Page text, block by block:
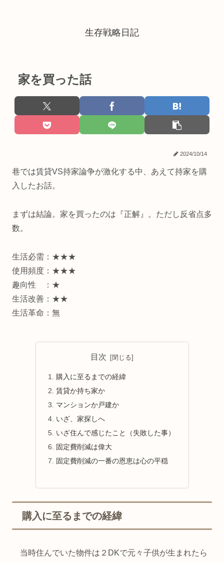
生存戦略日記
家を買った話
2024/10/14
巷では賃貸VS持家論争が激化する中、あえて持家を購
入したお話。
まずは結論。家を買ったのは『正解』。ただし反省点多
数。
生活必需：★★★
使用頻度：★★★
趣向性 ：★
生活改善：★★
生活革命：無
目次
購入に至るまでの経緯
賃貸か持ち家か
マンションか戸建か
いざ、家探しへ
いざ住んで感じたこと（失敗した事）
固定費削減は偉大
固定費削減の一番の恩恵は心の平穏
購入に至るまでの経緯
当時住んでいた物件は２DKで元々子供が生まれたら